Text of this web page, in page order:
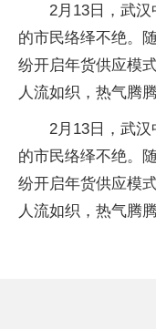
2月13日，武
的市民络绎不绝。
纷开启年货供应模
人流如织，热气腾腾
2月13日，武
的市民络绎不绝。
纷开启年货供应模
人流如织，热气腾腾